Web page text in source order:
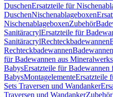
DuschenErsatzteile für
DuschenNischenablageboxen
NischenablageboxenZubehör
SanitäracrylErsatzteile für
SanitäracrylRechteckbadewannen
Rechteckbadewannen
für Badewannen aus
BabysErsatzteile für Badewannen
BabysMontagelementeErsatzteile
Sets Traversen und Wandanker
Traversen und WandankerZubehör